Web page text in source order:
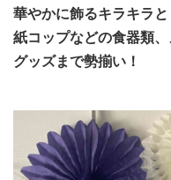
華やかに飾るキラキラ
紙コップなどの食器類
グッズまで勢揃い！